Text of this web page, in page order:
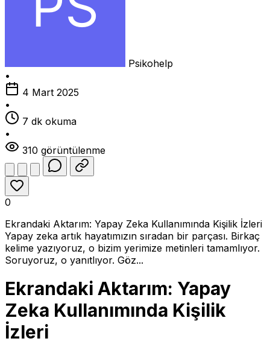
Psikohelp
•
4 Mart 2025
•
7 dk okuma
•
310 görüntülenme
0
Ekrandaki Aktarım: Yapay Zeka Kullanımında Kişilik İzleri
Yapay zeka artık hayatımızın sıradan bir parçası. Birkaç
kelime yazıyoruz, o bizim yerimize metinleri tamamlıyor.
Soruyoruz, o yanıtlıyor. Göz...
Ekrandaki Aktarım: Yapay
Zeka Kullanımında Kişilik
İzleri